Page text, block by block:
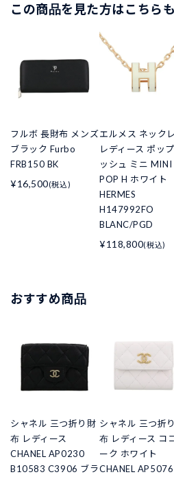
この商品を見た方はこちら
フルボ 長財布 メンズ
ブラック Furbo
FRB150 BK
¥16,500(税込)
エルメス ネック
レディース ポッ
ッシュ ミニ MINI
POP H ホワイト
HERMES
H147992FO
BLANC/PGD
¥118,800(税込)
おすすめ商品
シャネル 三つ折り財
布 レディース
CHANEL AP0230
B10583 C3906 ブラ
シャネル 三つ折
布 レディース コ
ーク ホワイト
CHANEL AP5076